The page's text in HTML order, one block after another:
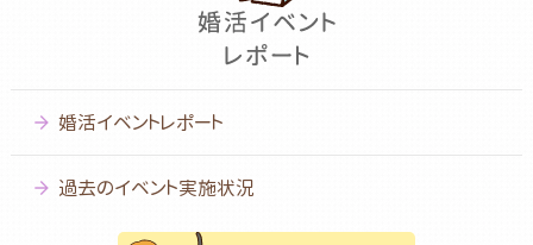
婚活イベントレポート
過去のイベント実施状況